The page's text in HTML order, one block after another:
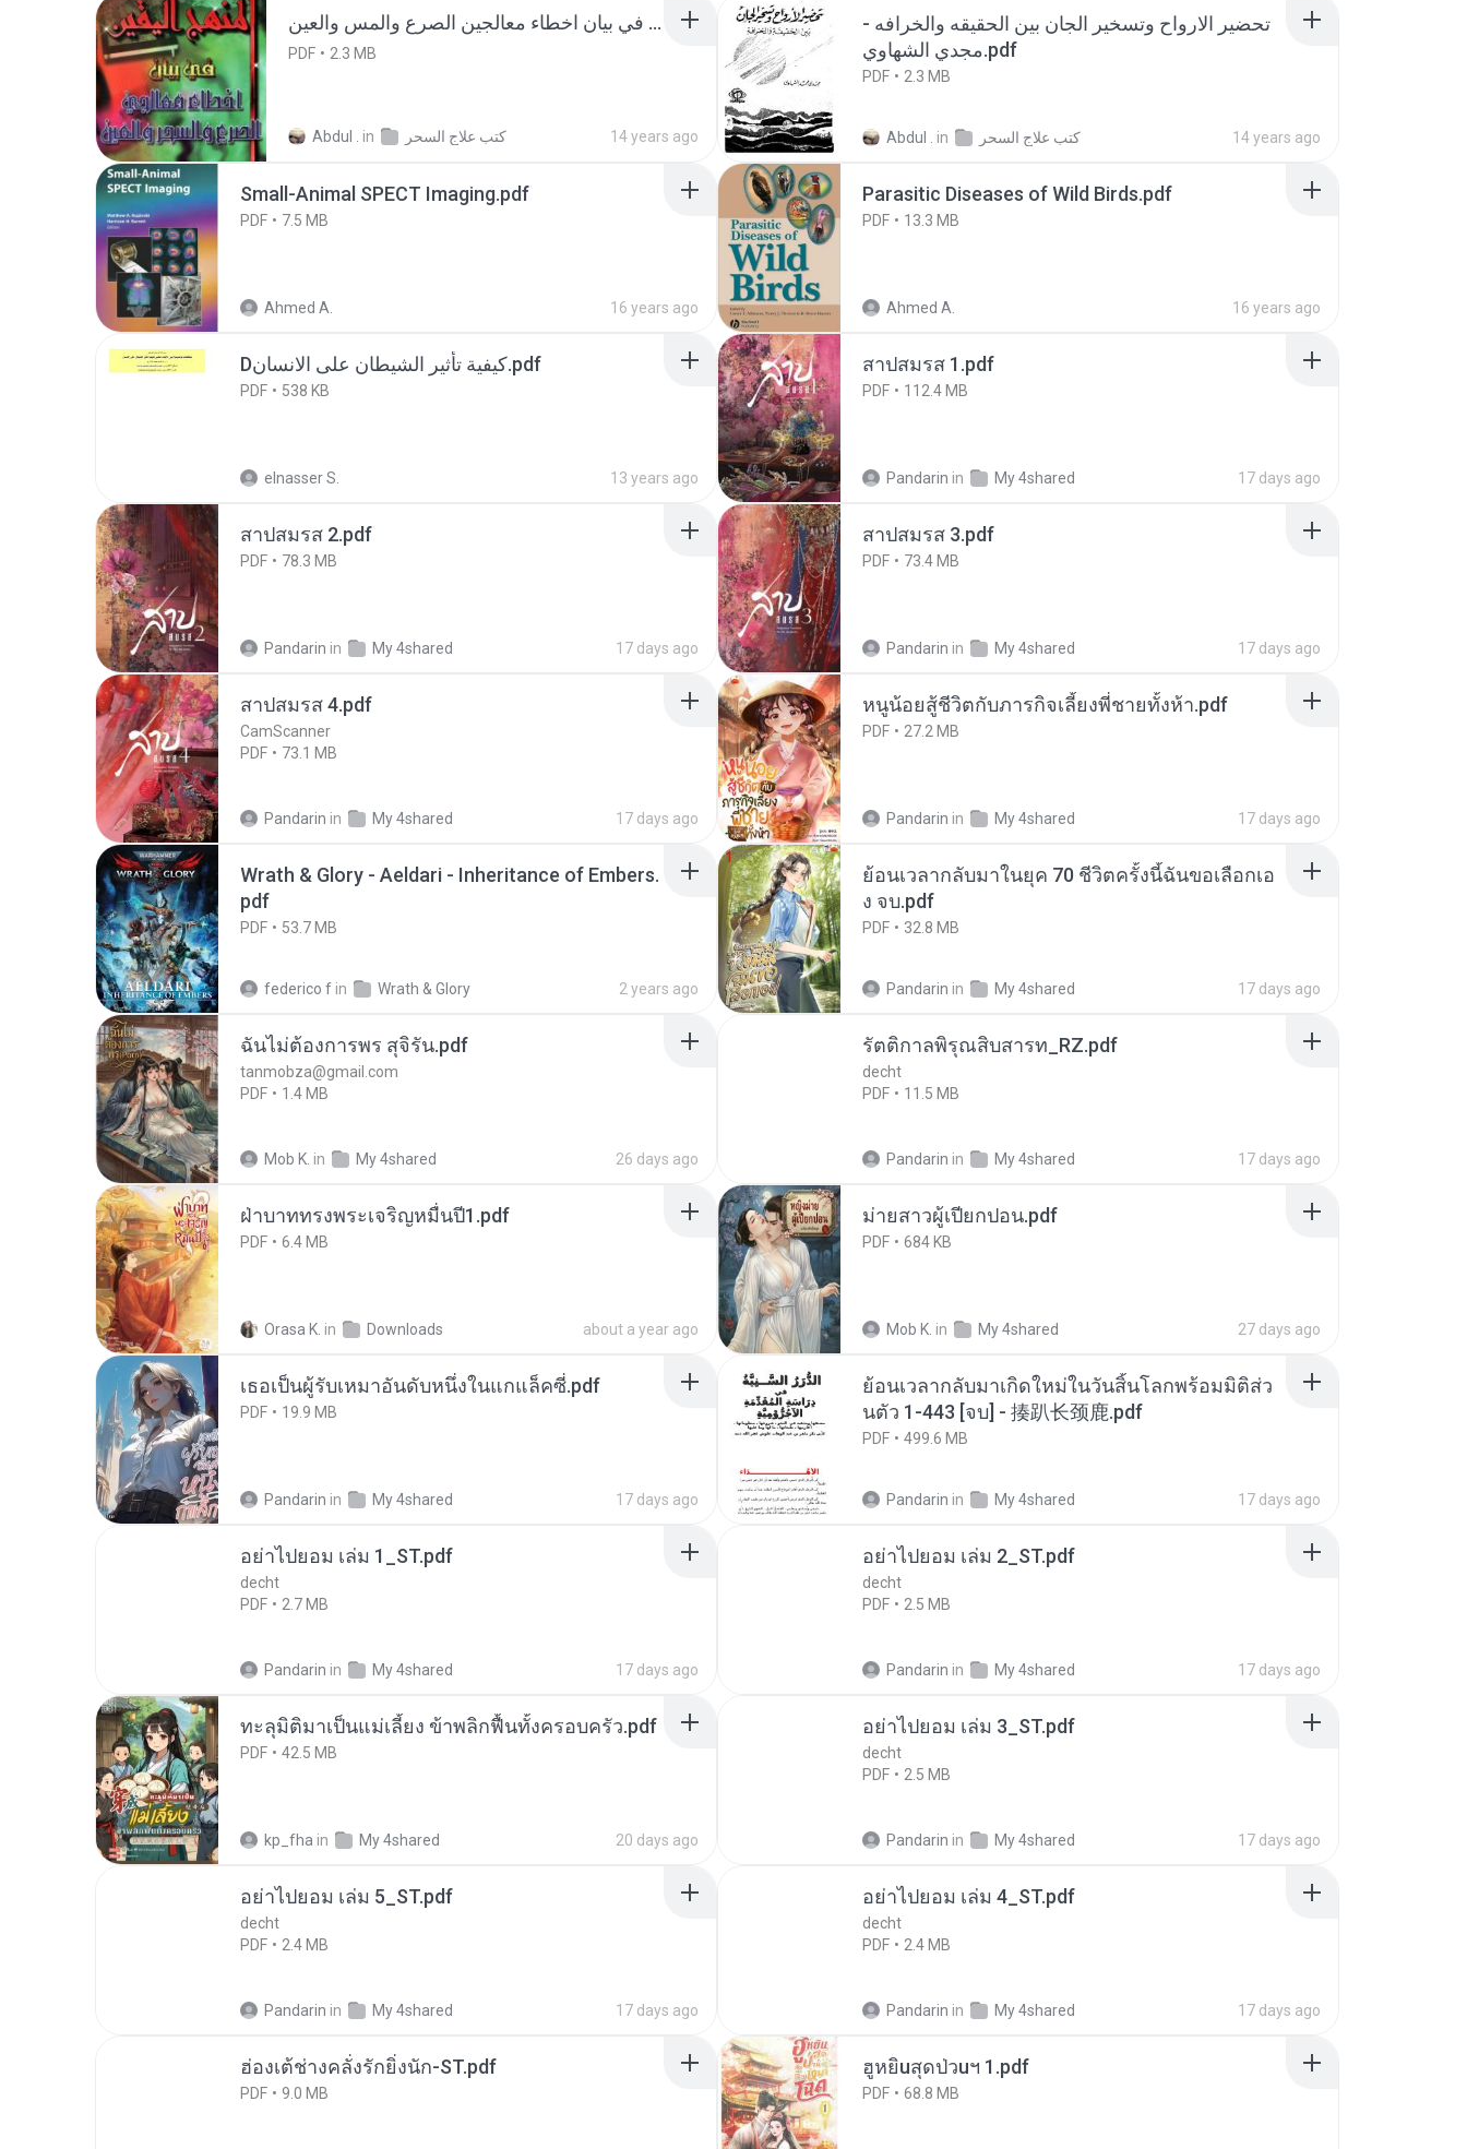
المنهج اليقين في بيان اخطاء معالجين الصرع والمس والعين.pdf
PDF 2.3 MB
Abdul . in كتب علاج السحر 14 years ago
تحضير الارواح وتسخير الجان بين الحقيقه والخرافه -
مجدي الشهاوي.pdf
PDF 2.3 MB
Abdul . in كتب علاج السحر 14 years ago
Small-Animal SPECT Imaging.pdf
PDF 7.5 MB
Ahmed A. 16 years ago
Parasitic Diseases of Wild Birds.pdf
PDF 13.3 MB
Ahmed A. 16 years ago
Dكيفية تأثير الشيطان على الانسان.pdf
PDF 538 KB
elnasser S. 13 years ago
สาปสมรส 1.pdf
PDF 112.4 MB
Pandarin in My 4shared 17 days ago
สาปสมรส 2.pdf
PDF 78.3 MB
Pandarin in My 4shared 17 days ago
สาปสมรส 3.pdf
PDF 73.4 MB
Pandarin in My 4shared 17 days ago
สาปสมรส 4.pdf
CamScanner
PDF
73.1 MB
Pandarin in My 4shared 17 days ago
หนูน้อยสู้ชีวิตกับภารกิจเลี้ยงพี่ชายทั้งห้า.pdf
PDF 27.2 MB
Pandarin in My 4shared 17 days ago
Wrath & Glory - Aeldari - Inheritance of Embers.
pdf
PDF 53.7 MB
federico f in Wrath & Glory 2 years ago
ย้อนเวลากลับมาในยุค 70 ชีวิตครั้งนี้ฉันขอเลือกเอ
ง จบ.pdf
PDF 32.8 MB
Pandarin in My 4shared 17 days ago
ฉันไม่ต้องการพร สุจิรัน.pdf
tanmobza@gmail.com
PDF
1.4 MB
Mob K. in My 4shared 26 days ago
รัตติกาลพิรุณสิบสารท_RZ.pdf
decht
PDF
11.5 MB
Pandarin in My 4shared 17 days ago
ฝ่าบาททรงพระเจริญหมื่นปี1.pdf
PDF 6.4 MB
Orasa K. in Downloads about a year ago
ม่ายสาวผู้เปียกปอน.pdf
PDF 684 KB
Mob K. in My 4shared 27 days ago
เธอเป็นผู้รับเหมาอันดับหนึ่งในแกแล็คซี่.pdf
PDF 19.9 MB
Pandarin in My 4shared 17 days ago
ย้อนเวลากลับมาเกิดใหม่ในวันสิ้นโลกพร้อมมิติส่ว
นตัว 1-443 [จบ] - 揍趴长颈鹿.pdf
PDF 499.6 MB
Pandarin in My 4shared 17 days ago
อย่าไปยอม เล่ม 1_ST.pdf
decht
PDF
2.7 MB
Pandarin in My 4shared 17 days ago
อย่าไปยอม เล่ม 2_ST.pdf
decht
PDF
2.5 MB
Pandarin in My 4shared 17 days ago
ทะลุมิติมาเป็นแม่เลี้ยง ข้าพลิกฟื้นทั้งครอบครัว.pdf
PDF 42.5 MB
kp_fha in My 4shared 20 days ago
อย่าไปยอม เล่ม 3_ST.pdf
decht
PDF
2.5 MB
Pandarin in My 4shared 17 days ago
อย่าไปยอม เล่ม 5_ST.pdf
decht
PDF
2.4 MB
Pandarin in My 4shared 17 days ago
อย่าไปยอม เล่ม 4_ST.pdf
decht
PDF
2.4 MB
Pandarin in My 4shared 17 days ago
ฮ่องเต้ช่างคลั่งรักยิ่งนัก-ST.pdf
PDF 9.0 MB
ฮูหยิuสุดป่วuฯ 1.pdf
PDF 68.8 MB